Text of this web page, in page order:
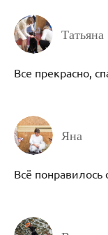
Татьяна
Все прекрасно,
Яна
Всё